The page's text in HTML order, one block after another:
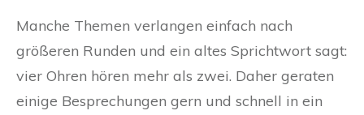
Manche Themen verlangen einfach nach
größeren Runden und ein altes Sprichtwort sagt:
vier Ohren hören mehr als zwei. Daher geraten
einige Besprechungen gern und schnell in ein